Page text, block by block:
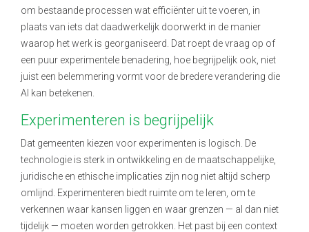
om bestaande processen wat efficiënter uit te voeren, in
plaats van iets dat daadwerkelijk doorwerkt in de manier
waarop het werk is georganiseerd. Dat roept de vraag op of
een puur experimentele benadering, hoe begrijpelijk ook, niet
juist een belemmering vormt voor de bredere verandering die
AI kan betekenen.
Experimenteren is begrijpelijk
Dat gemeenten kiezen voor experimenten is logisch. De
technologie is sterk in ontwikkeling en de maatschappelijke,
juridische en ethische implicaties zijn nog niet altijd scherp
omlijnd. Experimenteren biedt ruimte om te leren, om te
verkennen waar kansen liggen en waar grenzen — al dan niet
tijdelijk — moeten worden getrokken. Het past bij een context